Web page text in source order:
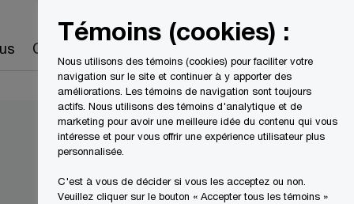
Carrières Recherche
Témoins (cookies) :
Nous utilisons des témoins (cookies) pour faciliter votre
navigation sur le site et continuer à y apporter des
améliorations. Les témoins de navigation sont toujours
actifs. Nous utilisons des témoins d'analytique et de
marketing pour avoir une meilleure idée du contenu qui vous
intéresse et pour vous offrir une expérience utilisateur plus
personnalisée.
C'est à vous de décider si vous les acceptez ou non.
Veuillez cliquer sur le bouton « Accepter tous les témoins »